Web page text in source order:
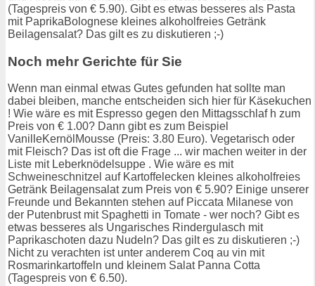
(Tagespreis von € 5.90). Gibt es etwas besseres als Pasta
mit PaprikaBolognese kleines alkoholfreies Getränk
Beilagensalat? Das gilt es zu diskutieren ;-)
Noch mehr Gerichte für Sie
Wenn man einmal etwas Gutes gefunden hat sollte man
dabei bleiben, manche entscheiden sich hier für Käsekuchen
! Wie wäre es mit Espresso gegen den Mittagsschlaf h zum
Preis von € 1.00? Dann gibt es zum Beispiel
VanilleKernölMousse (Preis: 3.80 Euro). Vegetarisch oder
mit Fleisch? Das ist oft die Frage ... wir machen weiter in der
Liste mit Leberknödelsuppe . Wie wäre es mit
Schweineschnitzel auf Kartoffelecken kleines alkoholfreies
Getränk Beilagensalat zum Preis von € 5.90? Einige unserer
Freunde und Bekannten stehen auf Piccata Milanese von
der Putenbrust mit Spaghetti in Tomate - wer noch? Gibt es
etwas besseres als Ungarisches Rindergulasch mit
Paprikaschoten dazu Nudeln? Das gilt es zu diskutieren ;-)
Nicht zu verachten ist unter anderem Coq au vin mit
Rosmarinkartoffeln und kleinem Salat Panna Cotta
(Tagespreis von € 6.50).